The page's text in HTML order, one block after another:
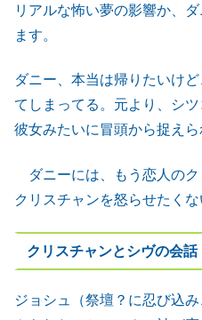
リアルな怖い夢の影響か、
ます。
ダニー、本当は帰りたいけ
てしまってる。元より、シ
彼女みたいに冒頭から捉えら
ダニーには、もう恋人のク
クリスチャンを怒らせたくな
クリスチャンとシヴの会話
ジョシュ（祭壇？に忍び込